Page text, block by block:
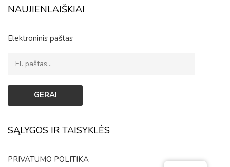
NAUJIENLAIŠKIAI
Elektroninis paštas
SĄLYGOS IR TAISYKLĖS
PRIVATUMO POLITIKA